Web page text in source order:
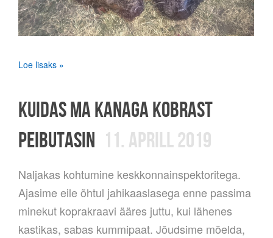
Loe lisaks »
KUIDAS MA KANAGA KOBRAST
PEIBUTASIN 11. APRILL 2019
Naljakas kohtumine keskkonnainspektoritega.
Ajasime eile õhtul jahikaaslasega enne passima
minekut koprakraavi ääres juttu, kui lähenes
kastikas, sabas kummipaat. Jõudsime mõelda,